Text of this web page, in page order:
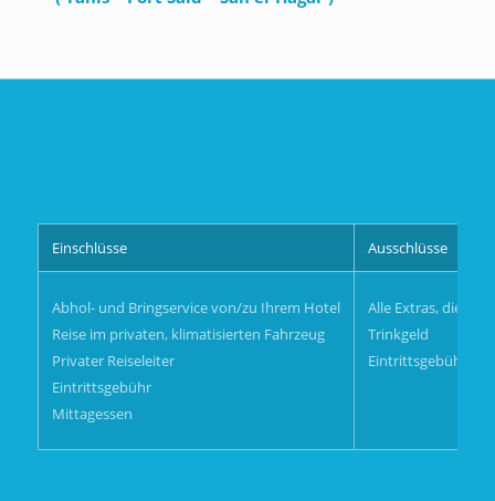
Einschlüsse Ausschlüsse
Abhol- und Bringservice von/zu Ihrem Hotel
Reise im privaten, klimatisierten Fahrzeug
Privater Reiseleiter
Eintrittsgebühr
Mittagessen
Alle Extras, die
Trinkgeld
Eintrittsgebühr für